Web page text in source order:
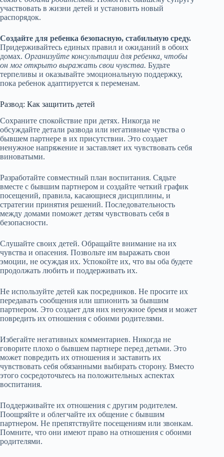
участвовать в жизни детей и установить новый
распорядок.
Создайте для ребенка безопасную, стабильную среду.
Придерживайтесь единых правил и ожиданий в обоих
домах. Организуйте консультации для ребенка, чтобы
он мог открыто выражать свои чувства. Будьте
терпеливы и оказывайте эмоциональную поддержку,
пока ребенок адаптируется к переменам.
Развод: Как защитить детей
Сохраните спокойствие при детях. Никогда не
обсуждайте детали развода или негативные чувства о
бывшем партнере в их присутствии. Это создает
ненужное напряжение и заставляет их чувствовать себя
виноватыми.
Разработайте совместный план воспитания. Сядьте
вместе с бывшим партнером и создайте четкий график
посещений, правила, касающиеся дисциплины, и
стратегии принятия решений. Последовательность
между домами поможет детям чувствовать себя в
безопасности.
Слушайте своих детей. Обращайте внимание на их
чувства и опасения. Позвольте им выражать свои
эмоции, не осуждая их. Успокойте их, что вы оба будете
продолжать любить и поддерживать их.
Не используйте детей как посредников. Не просите их
передавать сообщения или шпионить за бывшим
партнером. Это создает для них ненужное бремя и может
повредить их отношения с обоими родителями.
Избегайте негативных комментариев. Никогда не
говорите плохо о бывшем партнере перед детьми. Это
может повредить их отношения и заставить их
чувствовать себя обязанными выбирать сторону. Вместо
этого сосредоточьтесь на положительных аспектах
воспитания.
Поддерживайте их отношения с другим родителем.
Поощряйте и облегчайте их общение с бывшим
партнером. Не препятствуйте посещениям или звонкам.
Помните, что они имеют право на отношения с обоими
родителями.